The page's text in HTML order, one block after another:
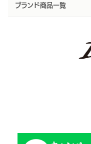
ブランド商品一覧